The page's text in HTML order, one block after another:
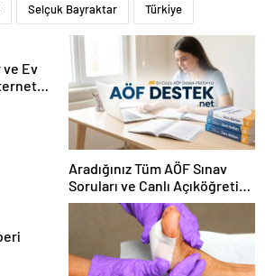
Selçuk Bayraktar Türkiye
Ev
Aradığınız Tüm AÖF Sınav
Soruları ve Canlı Açıköğretim
Forumu Burada